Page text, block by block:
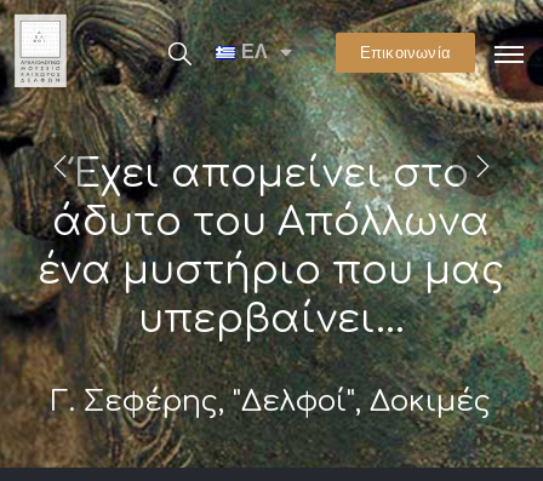
ΕΛ Επικοινωνία
Έχει απομείνει στο
άδυτο του Απόλλωνα
ένα μυστήριο που μας
υπερβαίνει...
Γ. Σεφέρης, "Δελφοί", Δοκιμές